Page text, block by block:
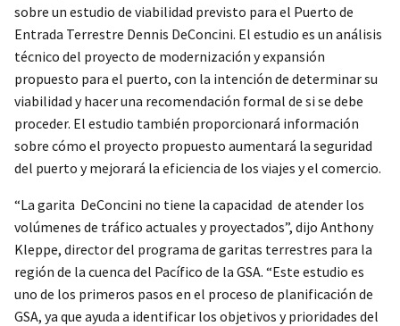
sobre un estudio de viabilidad previsto para el Puerto de
Entrada Terrestre Dennis DeConcini. El estudio es un análisis
técnico del proyecto de modernización y expansión
propuesto para el puerto, con la intención de determinar su
viabilidad y hacer una recomendación formal de si se debe
proceder. El estudio también proporcionará información
sobre cómo el proyecto propuesto aumentará la seguridad
del puerto y mejorará la eficiencia de los viajes y el comercio.
“La garita DeConcini no tiene la capacidad de atender los
volúmenes de tráfico actuales y proyectados”, dijo Anthony
Kleppe, director del programa de garitas terrestres para la
región de la cuenca del Pacífico de la GSA. “Este estudio es
uno de los primeros pasos en el proceso de planificación de
GSA, ya que ayuda a identificar los objetivos y prioridades del